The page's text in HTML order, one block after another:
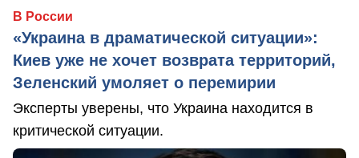
В России
«Украина в драматической ситуации»:
Киев уже не хочет возврата территорий,
Зеленский умоляет о перемирии
Эксперты уверены, что Украина находится в
критической ситуации.